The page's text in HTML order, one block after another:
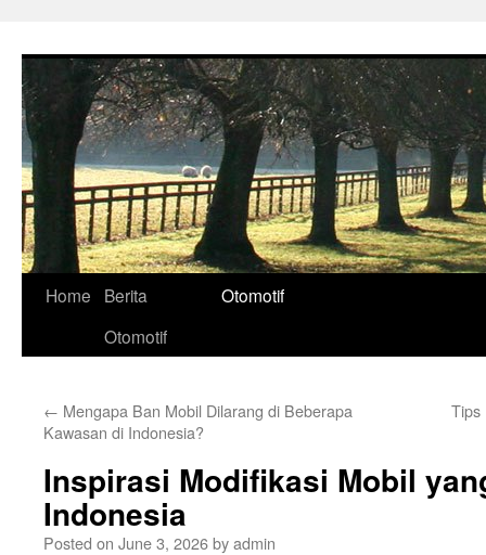
Home
Berita
Otomotif
Otomotif
← Mengapa Ban Mobil Dilarang di Beberapa
Kawasan di Indonesia?
Tips
Inspirasi Modifikasi Mobil
Indonesia
Posted on June 3, 2026byadmin